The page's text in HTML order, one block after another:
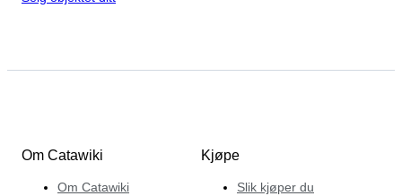
Om Catawiki
Om Catawiki
Kjøpe
Slik kjøper du